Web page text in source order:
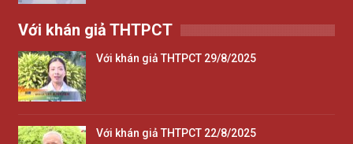
Với khán giả THTPCT
Với khán giả THTPCT 29/8/2025
Với khán giả THTPCT 22/8/2025